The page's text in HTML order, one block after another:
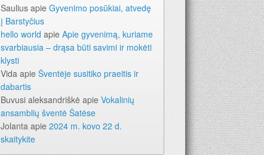
Saulius apie Gyvenimo posūkiai, atvedę
į Barstyčius
hello world apie Apie gyvenimą, kuriame
svarbiausia – drąsa būti savimi ir mokėti
klysti
Vida apie Šventėje susitiko praeitis ir
dabartis
Buvusi aleksandriškė apie Vokalinių
ansamblių šventė Šatėse
Jolanta apie 2024 m. kovo 22 d.
skaitykite